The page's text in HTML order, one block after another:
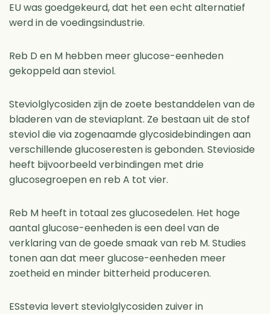
EU was goedgekeurd, dat het een echt alternatief
werd in de voedingsindustrie.
Reb D en M hebben meer glucose-eenheden
gekoppeld aan steviol.
Steviolglycosiden zijn de zoete bestanddelen van de
bladeren van de steviaplant. Ze bestaan ​​uit de stof
steviol die via zogenaamde glycosidebindingen aan
verschillende glucoseresten is gebonden. Stevioside
heeft bijvoorbeeld verbindingen met drie
glucosegroepen en reb A tot vier.
Reb M heeft in totaal zes glucosedelen. Het hoge
aantal glucose-eenheden is een deel van de
verklaring van de goede smaak van reb M. Studies
tonen aan dat meer glucose-eenheden meer
zoetheid en minder bitterheid produceren.
ESstevia levert steviolglycosiden zuiver in